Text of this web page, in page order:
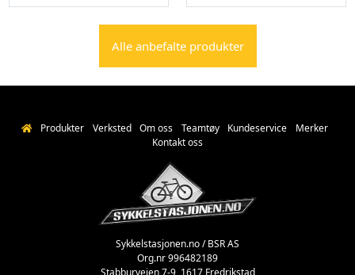
Alle anbefalte produkter
Produkter Verksted Om oss Teamtøy Kundeservice
Merker
Kontakt oss
Sykkelstasjonen.no / BSR AS
Org.nr 996482189